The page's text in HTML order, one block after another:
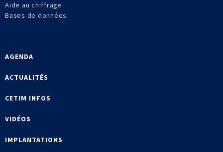
Aide au chiffrage
Bases de données
AGENDA
ACTUALITÉS
CETIM INFOS
VIDÉOS
IMPLANTATIONS